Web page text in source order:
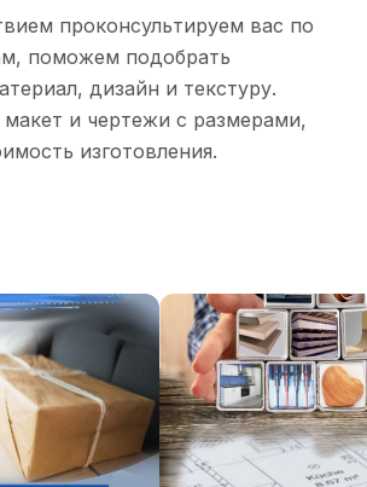
проконсультируем вас по
поможем подобрать
дизайн и текстуру.
и чертежи с размерами,
изготовления.